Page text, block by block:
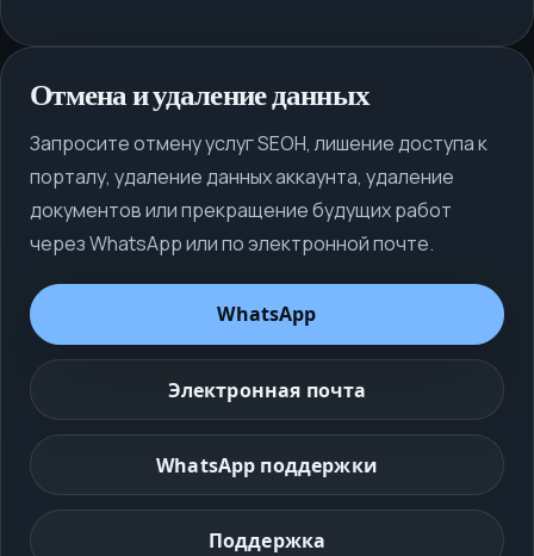
Отмена и удаление данных
Запросите отмену услуг SEOH, лишение доступа к
порталу, удаление данных аккаунта, удаление
документов или прекращение будущих работ
через WhatsApp или по электронной почте.
WhatsApp
Электронная почта
WhatsApp поддержки
Поддержка